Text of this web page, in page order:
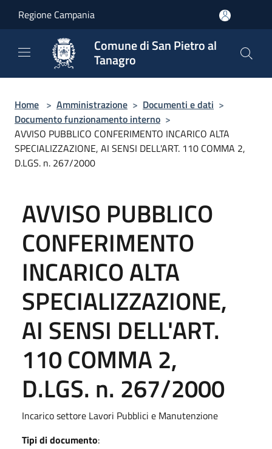
Regione Campania
Comune di San Pietro al
Tanagro
Home > Amministrazione > Documenti e dati >
Documento funzionamento interno >
AVVISO PUBBLICO CONFERIMENTO INCARICO ALTA
SPECIALIZZAZIONE, AI SENSI DELL'ART. 110 COMMA 2,
D.LGS. n. 267/2000
AVVISO PUBBLICO
CONFERIMENTO
INCARICO ALTA
SPECIALIZZAZIONE,
AI SENSI DELL'ART.
110 COMMA 2,
D.LGS. n. 267/2000
Incarico settore Lavori Pubblici e Manutenzione
Tipi di documento: